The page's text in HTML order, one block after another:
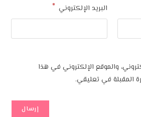
البريد الإلكتروني *
والموقع الإلكتروني في هذا
المقبلة في تعليقي.